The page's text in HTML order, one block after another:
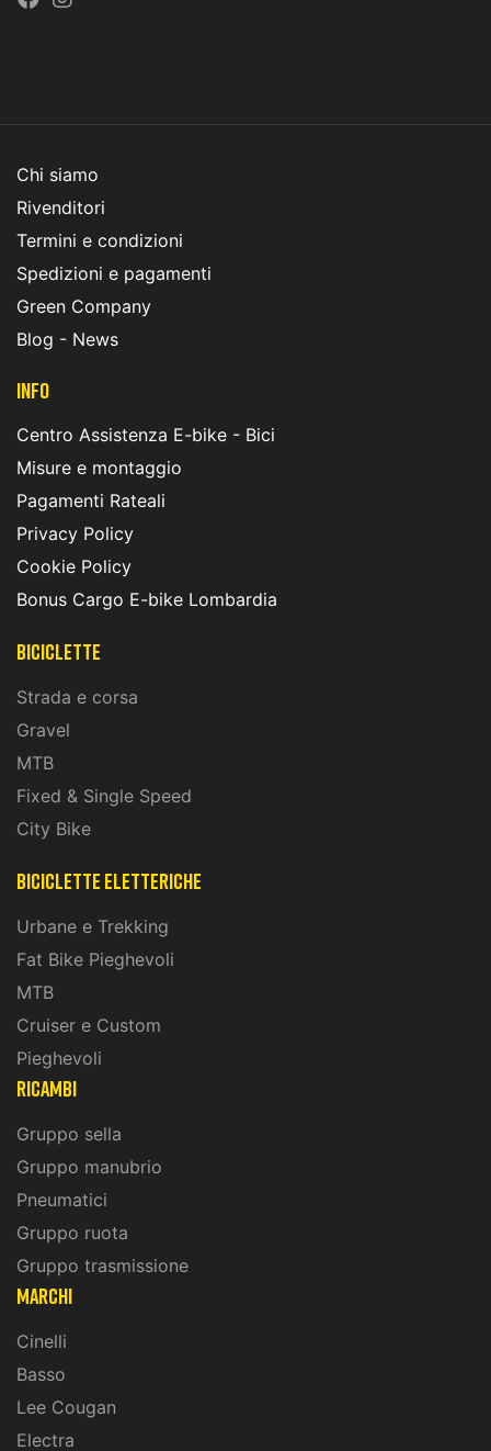
Chi siamo
Rivenditori
Termini e condizioni
Spedizioni e pagamenti
Green Company
Blog - News
INFO
Centro Assistenza E-bike - Bici
Misure e montaggio
Pagamenti Rateali
Privacy Policy
Cookie Policy
Bonus Cargo E-bike Lombardia
Biciclette
Strada e corsa
Gravel
MTB
Fixed & Single Speed
City Bike
biciclette eletteriche
Urbane e Trekking
Fat Bike Pieghevoli
MTB
Cruiser e Custom
Pieghevoli
ricambi
Gruppo sella
Gruppo manubrio
Pneumatici
Gruppo ruota
Gruppo trasmissione
marchi
Cinelli
Basso
Lee Cougan
Electra